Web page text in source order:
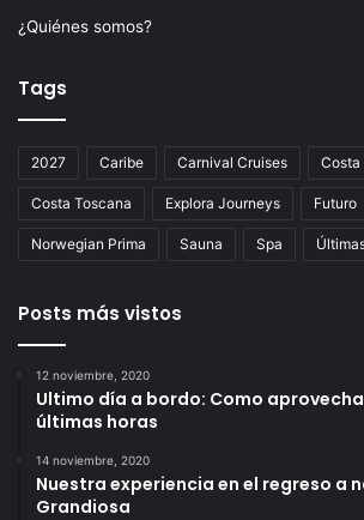
¿Quiénes somos?
Tags
2027 Caribe Carnival Cruises Costa
Costa Toscana Explora Journeys Futuro
Norwegian Prima Sauna Spa
Posts más vistos
12 noviembre, 2020
Ultimo día a bordo: Como
últimas horas
14 noviembre, 2020
Nuestra experiencia en el regreso a
Grandiosa